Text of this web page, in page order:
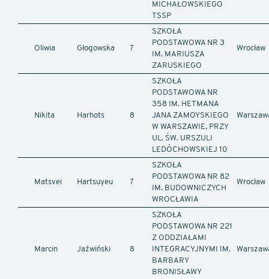
MICHAŁOWSKIEGO
TSSP
Oliwia Głogowska 7
SZKOŁA
PODSTAWOWA NR 3
IM. MARIUSZA
ZARUSKIEGO
Wrocław
Nikita Harhots 8
SZKOŁA
PODSTAWOWA NR
358 IM. HETMANA
JANA ZAMOYSKIEGO
W WARSZAWIE, PRZY
UL. ŚW. URSZULI
LEDÓCHOWSKIEJ 10
Matsvei Hartsuyeu 7
SZKOŁA
PODSTAWOWA NR 82
IM. BUDOWNICZYCH
WROCŁAWIA
Wrocław
Marcin Jaźwiński 8
SZKOŁA
PODSTAWOWA NR 221
Z ODDZIAŁAMI
INTEGRACYJNYMI IM.
BARBARY
BRONISŁAWY